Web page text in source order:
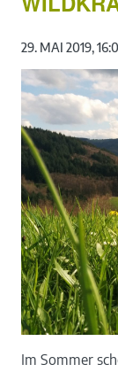
29. MAI 2019,
Im Sommer